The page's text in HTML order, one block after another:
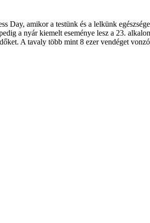
Day, amikor a testünk és a lelkünk
a nyár kiemelt eseménye lesz a 23.
A tavaly több mint 8 ezer vendéget